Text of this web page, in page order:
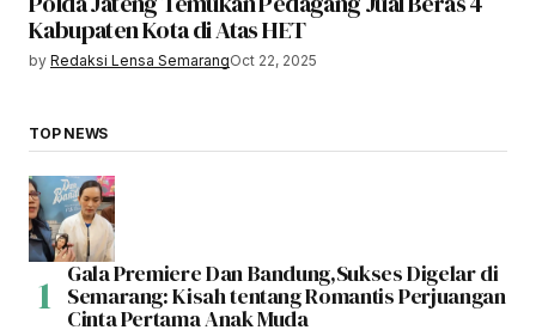
Kabupaten Kota di Atas HET
by Redaksi Lensa SemarangOct 22, 2025
TOP NEWS
Gala Premiere Dan Bandung,Sukses Digelar di
Semarang: Kisah tentang Romantis Perjuangan
Cinta Pertama Anak Muda